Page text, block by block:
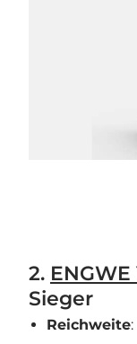
2. ENGWE
Sieger
Reichweite